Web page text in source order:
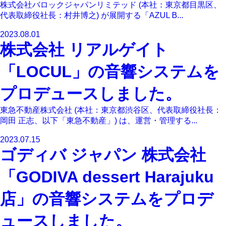
株式会社バロックジャパンリミテッド (本社：東京都目黒区、
代表取締役社長：村井博之) が展開する「AZUL B...
2023.08.01
株式会社 リアルゲイト
「LOCUL」の音響システムを
プロデュースしました。
東急不動産株式会社 (本社：東京都渋谷区、代表取締役社長：
岡田 正志、以下「東急不動産」) は、運営・管理する...
2023.07.15
ゴディバ ジャパン 株式会社
「GODIVA dessert Harajuku
店」の音響システムをプロデ
ュースしました。